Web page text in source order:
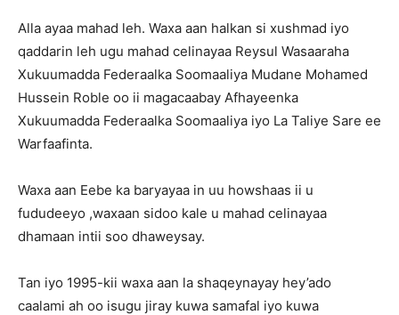
Alla ayaa mahad leh. Waxa aan halkan si xushmad iyo
qaddarin leh ugu mahad celinayaa Reysul Wasaaraha
Xukuumadda Federaalka Soomaaliya Mudane Mohamed
Hussein Roble oo ii magacaabay Afhayeenka
Xukuumadda Federaalka Soomaaliya iyo La Taliye Sare ee
Warfaafinta.
Waxa aan Eebe ka baryayaa in uu howshaas ii u
fududeeyo ,waxaan sidoo kale u mahad celinayaa
dhamaan intii soo dhaweysay.
Tan iyo 1995-kii waxa aan la shaqeynayay hey’ado
caalami ah oo isugu jiray kuwa samafal iyo kuwa